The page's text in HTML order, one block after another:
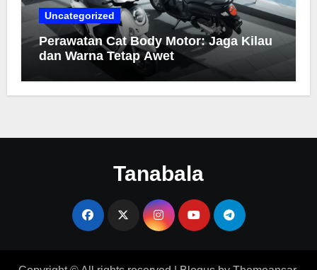
Uncategorized
Perawatan Cat Body Motor: Jaga Kilau
dan Warna Tetap Awet
Tanabala